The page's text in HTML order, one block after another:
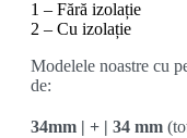
1 – Fără izolație
2 – Cu izolație
Modelele noastre cu
de:
34mm | + | 34 mm